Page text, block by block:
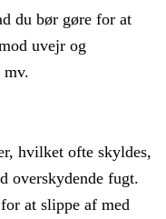
du bør gøre for at
uvejr og
mv.
hvilket ofte skyldes,
overskydende fugt.
at slippe af med